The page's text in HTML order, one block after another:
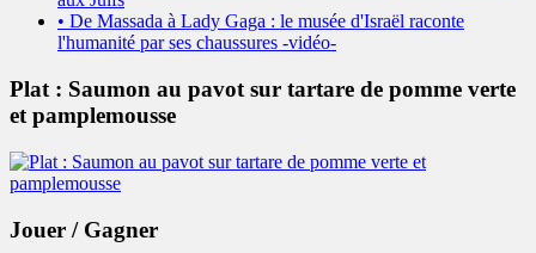
• De Massada à Lady Gaga : le musée d'Israël raconte
l'humanité par ses chaussures -vidéo-
Plat : Saumon au pavot sur tartare de pomme verte
et pamplemousse
Jouer / Gagner